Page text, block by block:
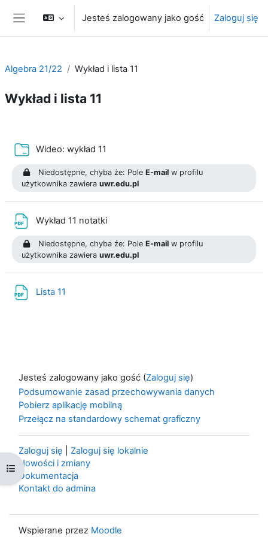
Przejdź do głównej zawartości
Panel boczny
Jesteś zalogowany jako gość Zaloguj się
Otwórz indeks kursu
Algebra 21/22 Wykład i lista 11
Wykład i lista 11
Wideo: wykład 11
Niedostępne, chyba że: PoleE-mail w profilu
użytkownika zawiera uwr.edu.pl
Wykład 11 notatki
Niedostępne, chyba że: PoleE-mail w profilu
użytkownika zawiera uwr.edu.pl
Lista 11
Jesteś zalogowany jako gość (Zaloguj się)
Podsumowanie zasad przechowywania danych
Pobierz aplikację mobilną
Przełącz na standardowy schemat graficzny
Zaloguj się
Zaloguj się lokalnie
Nowości i zmiany
Dokumentacja
Kontakt do admina
Wspierane przez Moodle